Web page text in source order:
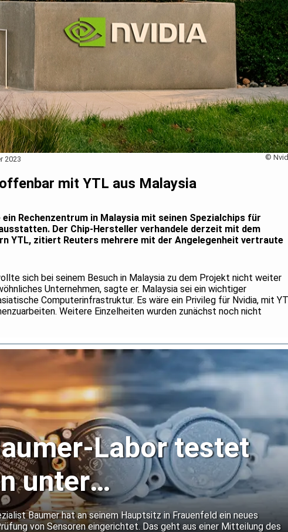
©
2023
mit YTL aus Malaysia
Rechenzentrum in Malaysia mit seinen Spezialchips für
Der Chip-Hersteller verhandele derzeit mit dem
YTL, zitiert Reuters mehrere mit der Angelegenheit vertraute
sich bei seinem Besuch in Malaysia zu dem Projekt nicht weiter
Unternehmen, sagte er. Malaysia sei ein wichtiger
Computerinfrastruktur. Es wäre ein Privileg für Nvidia, mit
Weitere Einzelheiten wurden zunächst noch nicht
Labor testet
unter
Baumer hat an seinem Hauptsitz in Frauenfeld ein neues
von Sensoren eingerichtet. Das geht aus einer Mitteilung des